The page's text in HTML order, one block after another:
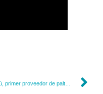
Perú, primer proveedor de palta en China